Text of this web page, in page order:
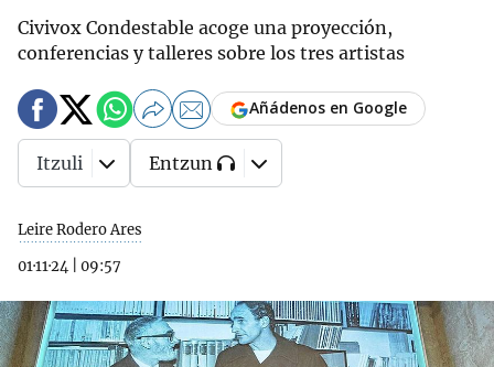
Civivox Condestable acoge una proyección,
conferencias y talleres sobre los tres artistas
Leire Rodero Ares
01·11·24
09:57
Añádenos en Google
Itzuli Entzun